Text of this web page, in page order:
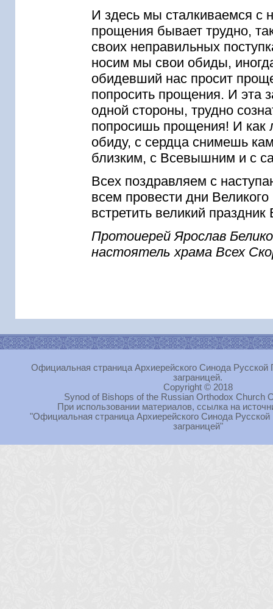
И здесь мы сталкиваемся с
прощения бывает трудно,
своих неправильных
носим мы свои обиды,
обидевший нас просит
попросить прощения. И эта
одной стороны, трудно
попросишь прощения! И как
обиду, с сердца снимешь
близким, с Всевышним и с
Всех поздравляем с
всем провести дни
встретить великий
Протоиерей Ярослав
настоятель храма Всех
Официальная страница Архиерейского Синода Русской
заграницей.
Copyright © 2018
Synod of Bishops of the Russian Orthodox Church
При использовании материалов, ссылка на
"Официальная страница Архиерейского Синода
заграницей"